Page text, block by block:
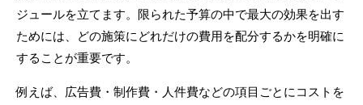
ジュールを立てます。限られた予算の中で最大の効果を出す
ためには、どの施策にどれだけの費用を配分するかを明確に
することが重要です。
例えば、広告費・制作費・人件費などの項目ごとにコストを